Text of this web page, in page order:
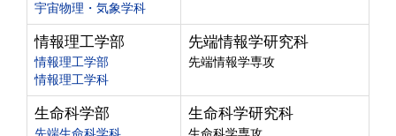
宇宙物理・気象学科
情報理工学部
情報理工学部
情報理工学科
先端情報学研究科
先端情報学専攻
生命科学部 生命科学研究科